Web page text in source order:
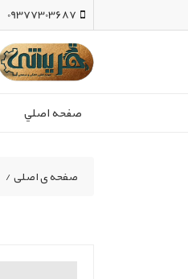
09377303687
صفحه اصلي
صفحه ی اصلی/